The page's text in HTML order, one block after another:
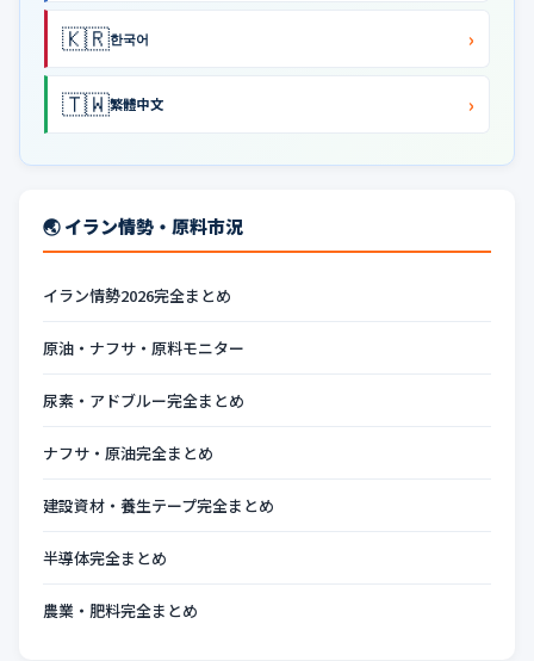
🇰🇷한국어 ›
🇹🇼繁體中文 ›
🌏 イラン情勢・原料市況
イラン情勢2026完全まとめ
原油・ナフサ・原料モニター
尿素・アドブルー完全まとめ
ナフサ・原油完全まとめ
建設資材・養生テープ完全まとめ
半導体完全まとめ
農業・肥料完全まとめ